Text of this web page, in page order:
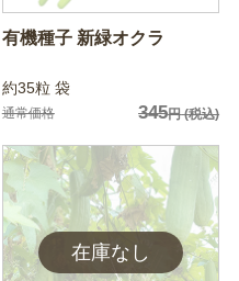
有機種子 新緑オクラ
約35粒 袋
通常価格 345円(税込)